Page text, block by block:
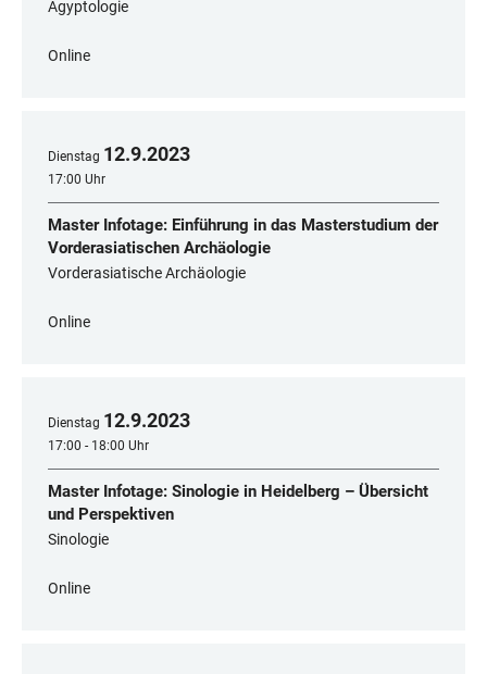
Ägyptologie
Online
Dienstag 12.9.2023
17:00 Uhr
Master Infotage: Einführung in das Masterstudium der
Vorderasiatischen Archäologie
Vorderasiatische Archäologie
Online
Dienstag 12.9.2023
17:00 - 18:00 Uhr
Master Infotage: Sinologie in Heidelberg – Übersicht
und Perspektiven
Sinologie
Online